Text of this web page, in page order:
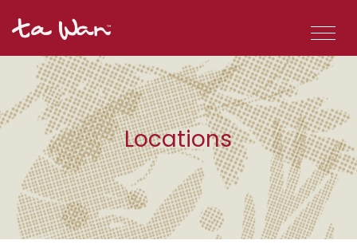
Locations